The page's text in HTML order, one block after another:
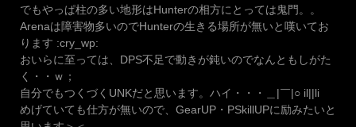
でもやっぱ柱の多い地形はHunterの相方にとっては鬼門。。
Arenaは障害物多いのでHunterの生きる場所が無いと嘆いてお
ります :cry_wp:
おいらに至っては、DPS不足で動きが鈍いのでなんともしがた
く・・ｗ；
自分でもつくづくUNKだと思います。ハイ・・・＿|￣|○ il||li
めげていても仕方が無いので、GearUP・PSkillUPに励みたいと